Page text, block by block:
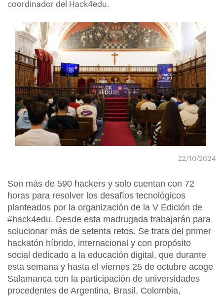
coordinador del Hack4edu.
22/10/2024
Son más de 590 hackers y solo cuentan con 72
horas para resolver los desafíos tecnológicos
planteados por la organización de la V Edición de
#hack4edu. Desde esta madrugada trabajarán para
solucionar más de setenta retos. Se trata del primer
hackatón híbrido, internacional y con propósito
social dedicado a la educación digital, que durante
esta semana y hasta el viernes 25 de octubre acoge
Salamanca con la participación de universidades
procedentes de Argentina, Brasil, Colombia,